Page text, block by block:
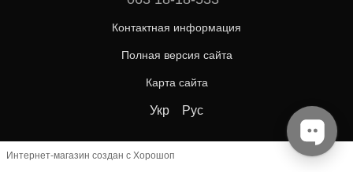
Контактная информация
Полная версия сайта
Карта сайта
Укр Рус
Интернет-магазин создан с Хорошоп